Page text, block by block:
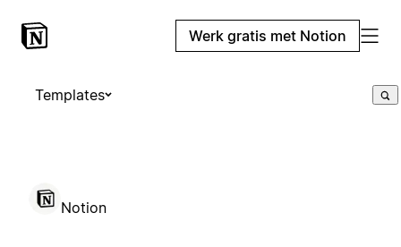
Werk gratis met Notion
Templates
Notion